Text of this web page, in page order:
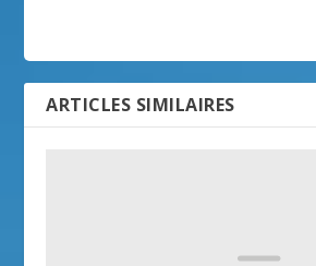
ARTICLES SIMILAIRES